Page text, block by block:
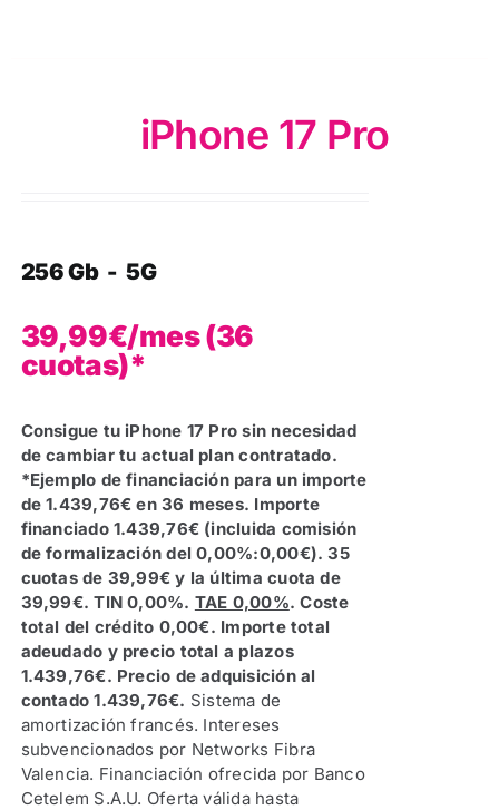
iPhone 17 Pro
256 Gb - 5G
39,99€/mes (36
cuotas)*
Consigue tu iPhone 17 Pro sin necesidad
de cambiar tu actual plan contratado.
*Ejemplo de financiación para un importe
de 1.439,76€ en 36 meses. Importe
financiado 1.439,76€ (incluida comisión
de formalización del 0,00%:0,00€). 35
cuotas de 39,99€ y la última cuota de
39,99€. TIN 0,00%. TAE 0,00%. Coste
total del crédito 0,00€. Importe total
adeudado y precio total a plazos
1.439,76€. Precio de adquisición al
contado 1.439,76€. Sistema de
amortización francés. Intereses
subvencionados por Networks Fibra
Valencia. Financiación ofrecida por Banco
Cetelem S.A.U. Oferta válida hasta